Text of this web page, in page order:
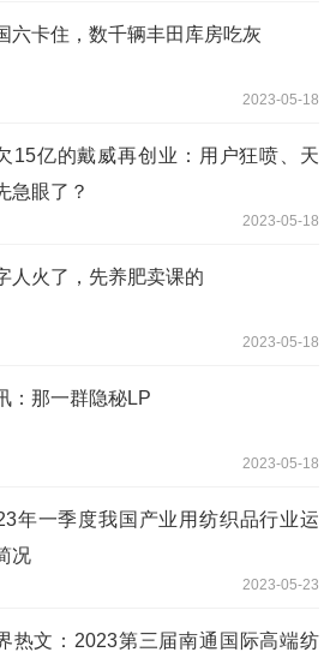
六卡住，数千辆丰田库房吃灰
2023-05-18
15亿的戴威再创业：用户狂喷、天
急眼了？
2023-05-18
人火了，先养肥卖课的
2023-05-18
：那一群隐秘LP
2023-05-18
年一季度我国产业用纺织品行业运
况
2023-05-23
热文：2023第三届南通国际高端纺